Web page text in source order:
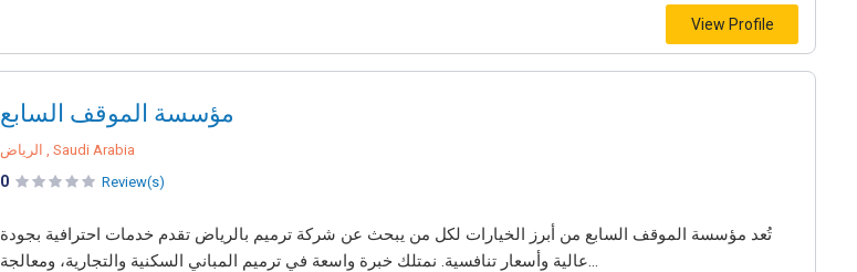
View Profile
مؤسسة الموقف السابع
الرياض , Saudi Arabia
0 Review(s)
تُعد مؤسسة الموقف السابع من أبرز الخيارات لكل من يبحث عن شركة ترميم بالرياض تقدم خدمات احترافية بجودة
عالية وأسعار تنافسية. نمتلك خبرة واسعة في ترميم المباني السكنية والتجارية، ومعالجة...